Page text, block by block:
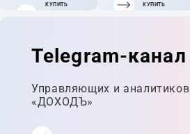
КУПИТЬ
КУПИТЬ
Telegram-канал
Управляющих и аналитиков
«ДОХОДЪ»